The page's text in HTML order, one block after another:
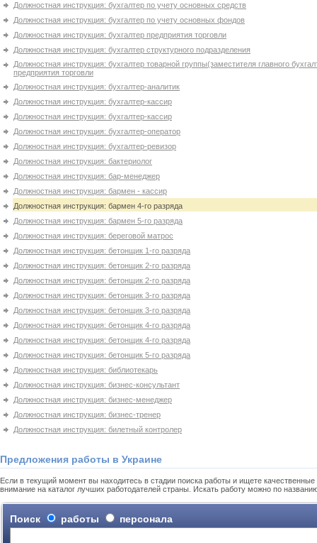
Должностная инструкция: бухгалтер по учету основных средств
Должностная инструкция: бухгалтер по учету основных фондов
Должностная инструкция: бухгалтер предприятия торговли
Должностная инструкция: бухгалтер структурного подразделения
Должностная инструкция: бухгалтер товарной группы(заместителя главного
предприятия торговли
Должностная инструкция: бухгалтер-аналитик
Должностная инструкция: бухгалтер-кассир
Должностная инструкция: бухгалтер-кассир
Должностная инструкция: бухгалтер-оператор
Должностная инструкция: бухгалтер-ревизор
Должностная инструкция: бактериолог
Должностная инструкция: бар-менеджер
Должностная инструкция: бармен - кассир
Должностная инструкция: бармен 4-го разряда
Должностная инструкция: бармен 5-го разряда
Должностная инструкция: береговой матрос
Должностная инструкция: бетонщик 1-го разряда
Должностная инструкция: бетонщик 2-го разряда
Должностная инструкция: бетонщик 2-го разряда
Должностная инструкция: бетонщик 3-го разряда
Должностная инструкция: бетонщик 3-го разряда
Должностная инструкция: бетонщик 4-го разряда
Должностная инструкция: бетонщик 4-го разряда
Должностная инструкция: бетонщик 5-го разряда
Должностная инструкция: библиотекарь
Должностная инструкция: бизнес-консультант
Должностная инструкция: бизнес-менеджер
Должностная инструкция: бизнес-тренер
Должностная инструкция: билетный контролер
Предложения работы в Украине
Если в текущий момент вы находитесь в стадии поиска работы и ищете
внимание на каталог лучших работодателей страны. Искать работу можно по
Поиск работы персонала